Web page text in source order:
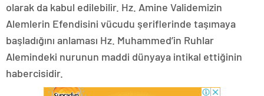
olarak da kabul edilebilir. Hz. Amine Validemizin
Alemlerin Efendisini vücudu şeriflerinde taşımaya
başladığını anlaması Hz. Muhammed’in Ruhlar
Alemindeki nurunun maddi dünyaya intikal ettiğinin
habercisidir.